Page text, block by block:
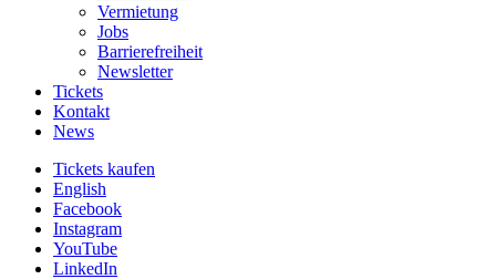
Vermietung
Jobs
Barrierefreiheit
Newsletter
Tickets
Kontakt
News
Tickets kaufen
English
Facebook
Instagram
YouTube
LinkedIn